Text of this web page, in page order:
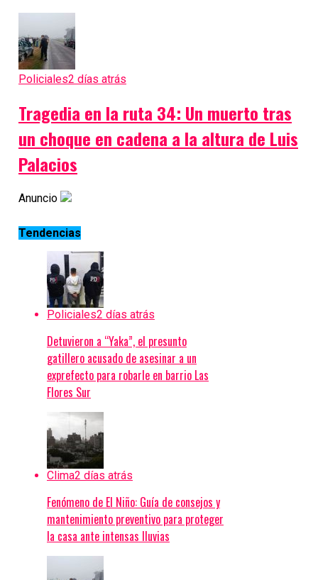
Policiales2 días atrás
Tragedia en la ruta 34: Un muerto tras
un choque en cadena a la altura de Luis
Palacios
Anuncio
Tendencias
Policiales2 días atrás
Detuvieron a “Yaka”, el presunto
gatillero acusado de asesinar a un
exprefecto para robarle en barrio Las
Flores Sur
Clima2 días atrás
Fenómeno de El Niño: Guía de consejos y
mantenimiento preventivo para proteger
la casa ante intensas lluvias